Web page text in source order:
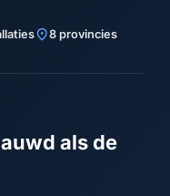
location_on8 provincies
als de